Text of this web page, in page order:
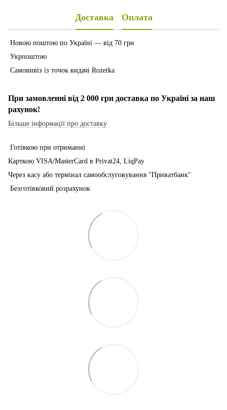
Доставка Оплата
Новою поштою по Україні — від 70 грн
Укрпоштою
Самовивіз із точок видачі Rozetka
При замовленні від 2 000 грн доставка по Україні за наш
рахунок!
Більше інформації про доставку
Готівкою при отриманні
Карткою VISA/MasterCard в Рrivat24, LiqPay
Через касу або термінал самообслуговування "Приватбанк"
Безготівковий розрахунок